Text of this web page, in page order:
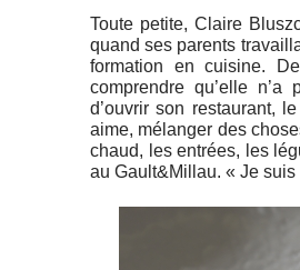
Toute petite, Claire
quand ses parents
formation en cuisine.
comprendre qu’elle
d’ouvrir son restaurant,
aime, mélanger des
chaud, les entrées, les
au Gault&Millau. « Je suis